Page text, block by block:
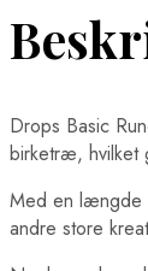
Drops Basic
birketræ, hvilket
Med en længde
andre store